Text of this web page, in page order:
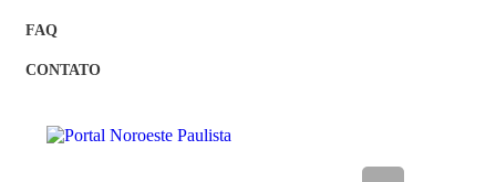
FAQ
CONTATO